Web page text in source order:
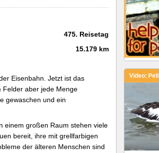
475. Reisetag
15.179 km
Eisenbahn. Jetzt ist das
Felder aber jede Menge
gewaschen und ein
einem großen Raum stehen viele
bereit, ihre mit grellfarbigen
der älteren Menschen sind
Video: